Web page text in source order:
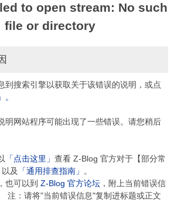
to open stream: No such
file or directory
到搜索引擎以获取关于该错误的说明，或点
。
明网站程序可能出现了一些错误。请您稍后
「点击这里」查看 Z-Blog 官方对于【部分常
及
「通用排查指南」 。
也可以到Z-Blog 官方论坛 ，附上当前错误信
注：请将"当前错误信息"复制进标题或正文